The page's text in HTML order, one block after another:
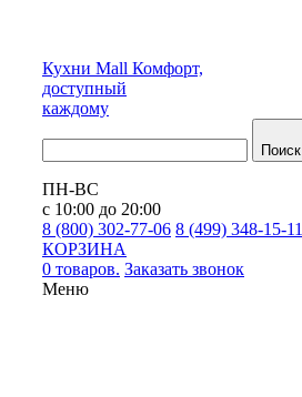
Кухни Mall Комфорт,
доступный
каждому
Поиск
ПН-ВС
с 10:00 до 20:00
8 (800) 302-77-06 8 (499) 348-15-11
КОРЗИНА
0 товаров. Заказать звонок
Меню